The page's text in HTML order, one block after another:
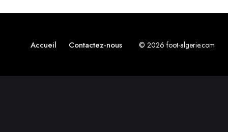
Accueil Contactez-nous © 2026 foot-algerie.com